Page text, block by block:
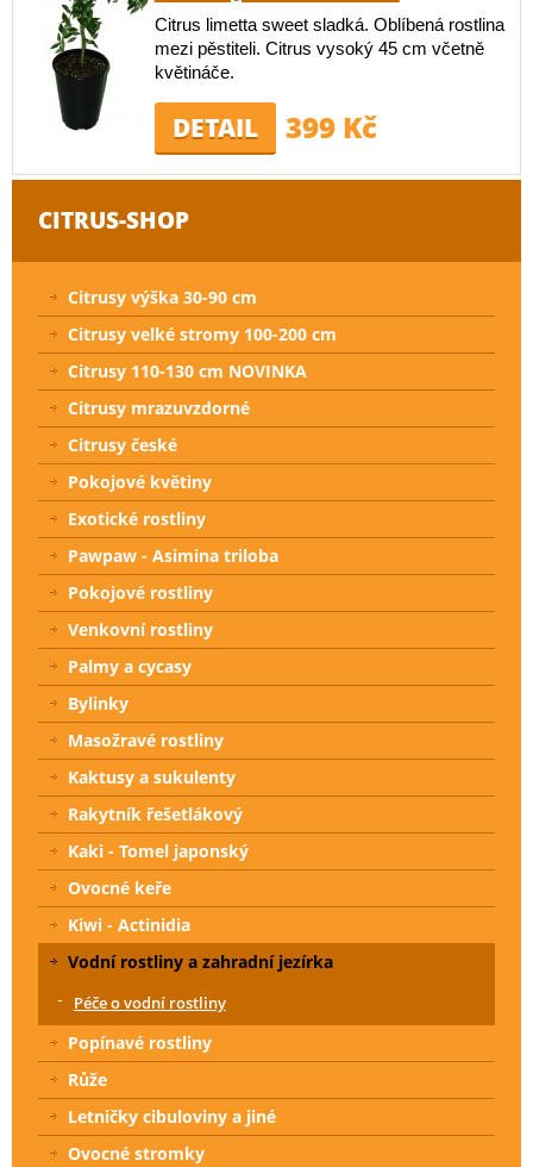
Citrus limetta sweet sladká. Oblíbená rostlina
mezi pěstiteli. Citrus vysoký 45 cm včetně
květináče.
DETAIL 399 Kč
CITRUS-SHOP
Citrusy výška 30-90 cm
Citrusy velké stromy 100-200 cm
Citrusy 110-130 cm NOVINKA
Citrusy mrazuvzdorné
Citrusy české
Pokojové květiny
Exotické rostliny
Pawpaw - Asimina triloba
Pokojové rostliny
Venkovní rostliny
Palmy a cycasy
Bylinky
Masožravé rostliny
Kaktusy a sukulenty
Rakytník řešetlákový
Kaki - Tomel japonský
Ovocné keře
Kiwi - Actinidia
Vodní rostliny a zahradní jezírka
Péče o vodní rostliny
Popínavé rostliny
Růže
Letničky cibuloviny a jiné
Ovocné stromky